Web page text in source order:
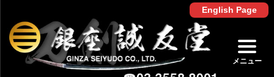
English Page
メニュー